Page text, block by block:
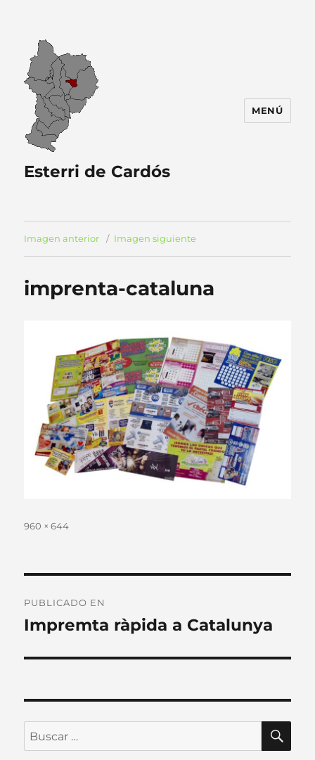
Esterri de Cardós
MENÚ
Imagen anterior Imagen siguiente
imprenta-cataluna
Tamaño
960 × 644
de
PUBLICADO EN
Impremta ràpida a Catalunya
Buscar
por: